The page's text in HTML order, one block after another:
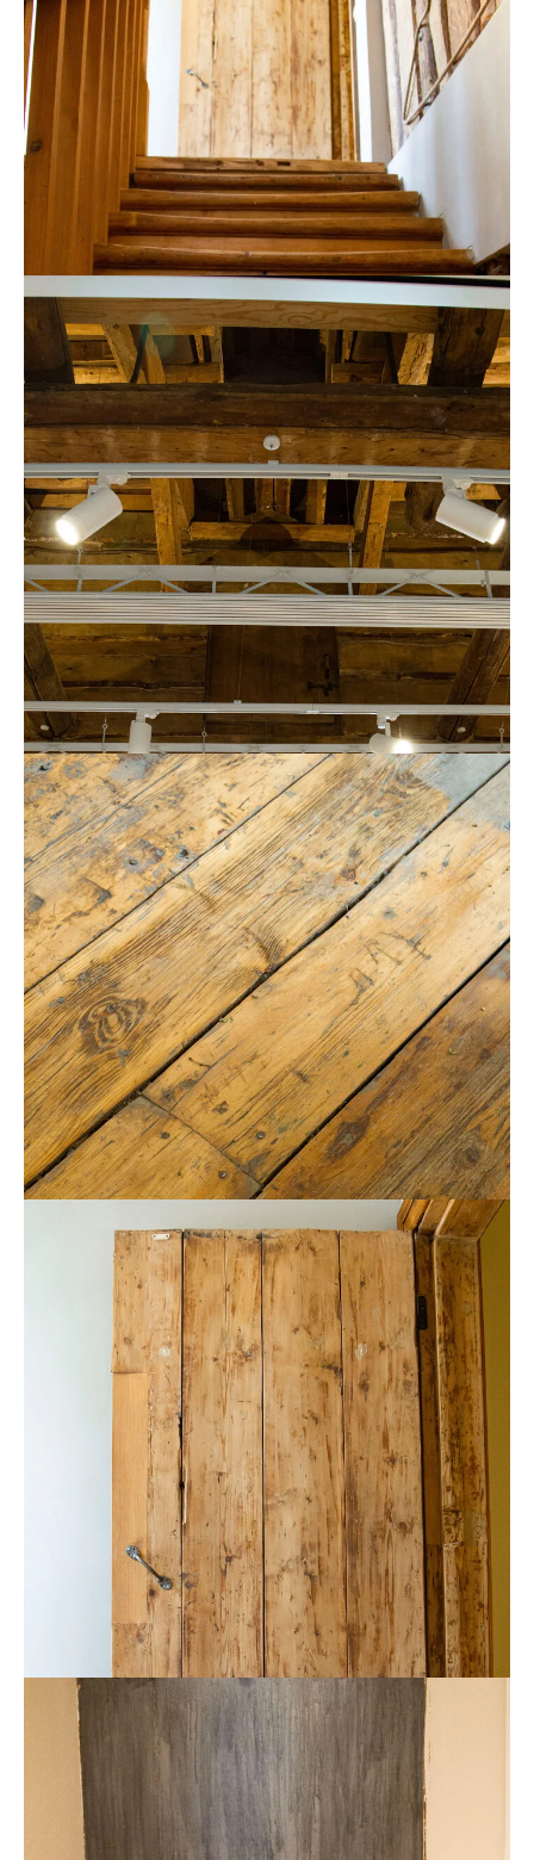
На южной лестнице оставлен без штукатурки такой же
потолок и рядом раскрыта конструкция стены,
состоящей из вертикально поставленных плах.
Аналогичные раскрытия стен сделаны и на первом
этаже. Мы неслучайно обратили внимание на стены из
вертикальных конструкций. Подобный прием не
характерен для русского деревянного зодчества.
Видимо, это отражение южнорусских строительных
традиций, тяготеющих к каркасу.
Лестницы
Ступени и конструкции южной лестницы полностью
подлинные, ограждения воссозданы в силу
многочисленных утрат и повреждений. На северной
лестнице тоже осталось несколько подлинных
элементов, но там их мало, и специально выявлять их
не было смысла. Ограждения лестниц пришлось
сделать из нового материала, но по формам они
соответствуют историческим образцам.